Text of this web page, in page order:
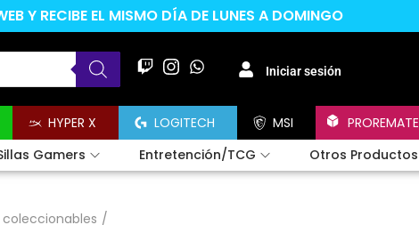
Y RECIBE EL MISMO DÍA DE LUNES A DOMINGO
Iniciar sesión
HYPER X LOGITECH MSI PROREMATE
Gamers Entretención/TCG Otros Productos
coleccionables /